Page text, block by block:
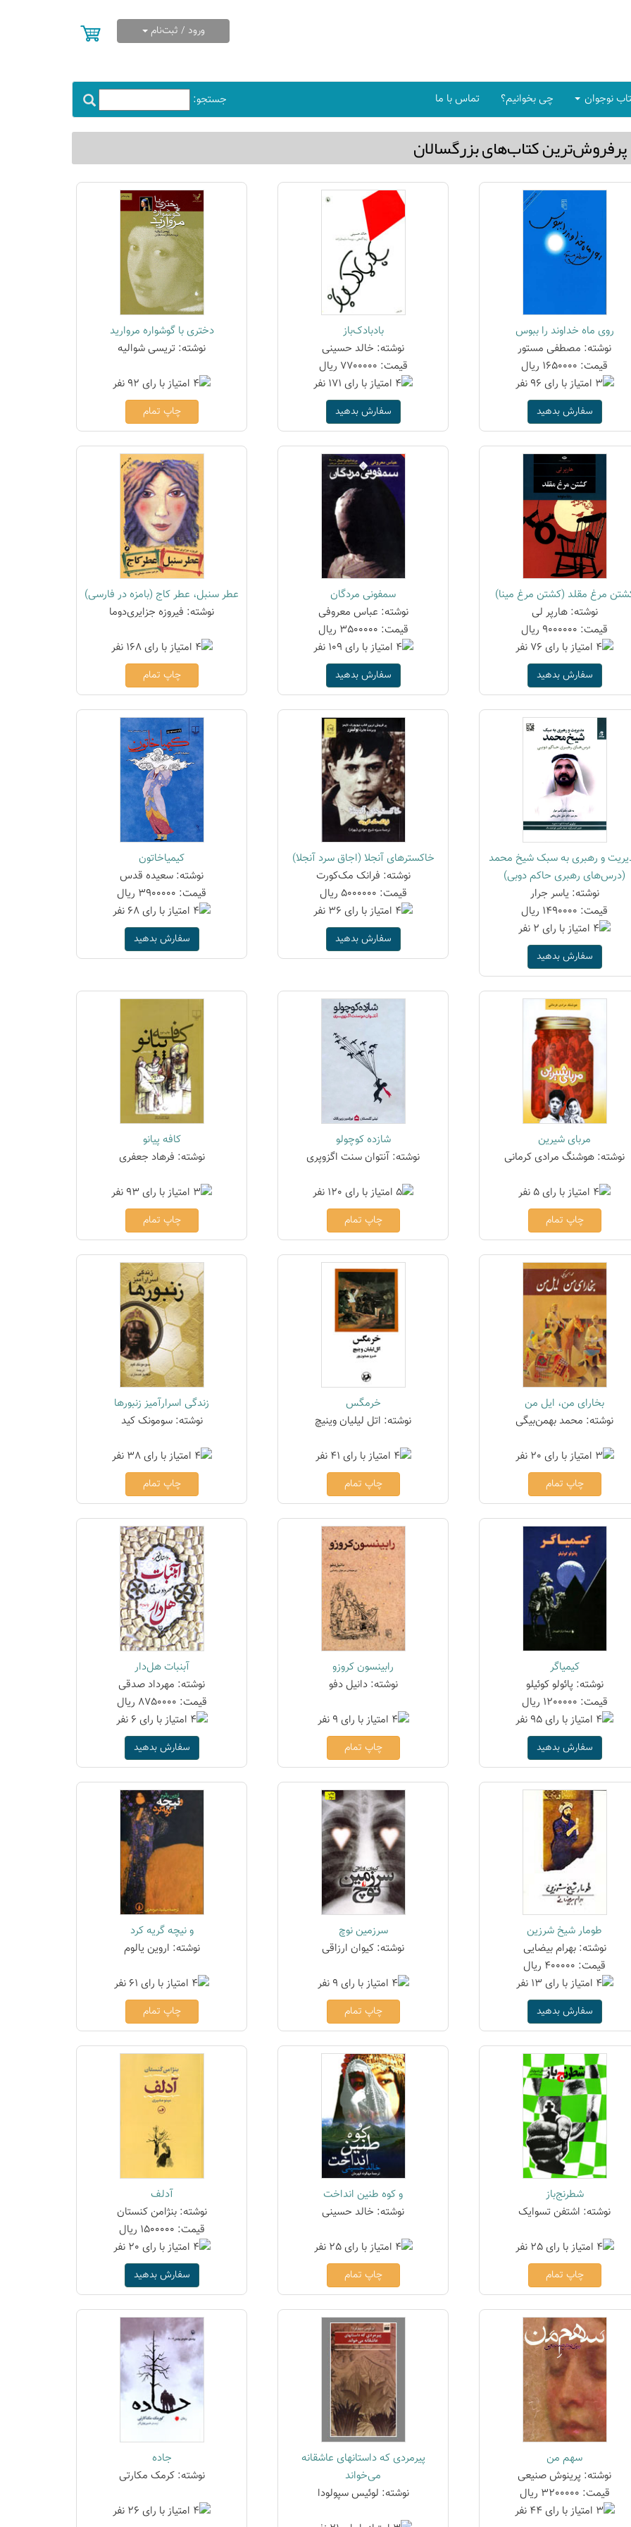
ورود / ثبت‌نام
جستجو: نوجوان چی بخوانیم؟ تماس با ما
پرفروش‌ترین كتاب‌های بزرگسالان
روی ماه خداوند را ببوس
نوشته: مصطفی مستور
قیمت: 1650000 ریال
سفارش بدهید
بادبادک‌باز
نوشته: خالد حسینی
قیمت: 7700000 ریال
سفارش بدهید
دختری با گوشواره مروارید
نوشته: تریسی شوالیه
چاپ تمام
مرغ مقلد (کشتن مرغ مینا)
نوشته: هارپر لی
قیمت: 9000000 ریال
سفارش بدهید
سمفونی مردگان
نوشته: عباس معروفی
قیمت: 3500000 ریال
سفارش بدهید
عطر سنبل، عطر کاج (بامزه در فارسی)
نوشته: فیروزه جزایری‌دوما
چاپ تمام
و رهبری به سبک شیخ محمد
(درس‌های رهبری حاکم دوبی)
نوشته: یاسر جرار
قیمت: 1490000 ریال
سفارش بدهید
خاکسترهای آنجلا (اجاق سرد آنجلا)
نوشته: فرانک مک‌کورت
قیمت: 5000000 ریال
سفارش بدهید
کیمیاخاتون
نوشته: سعیده قدس
قیمت: 3900000 ریال
سفارش بدهید
مربای شیرین
نوشته: هوشنگ مرادی کرمانی
چاپ تمام
شازده کوچولو
نوشته: آنتوان سنت اگزوپری
چاپ تمام
کافه پیانو
نوشته: فرهاد جعفری
چاپ تمام
بخارای من، ایل من
نوشته: محمد بهمن‌بیگی
چاپ تمام
خرمگس
نوشته: اتل لیلیان وینیچ
چاپ تمام
زندگی اسرارآمیز زنبورها
نوشته: سومونک کید
چاپ تمام
کیمیاگر
نوشته: پائولو کوئیلو
قیمت: 1200000 ریال
سفارش بدهید
رابینسون کروزو
نوشته: دانیل دفو
چاپ تمام
آبنبات هل‌دار
نوشته: مهرداد صدقی
قیمت: 8750000 ریال
سفارش بدهید
طومار شیخ شرزین
نوشته: بهرام بیضایی
قیمت: 400000 ریال
سفارش بدهید
سرزمین نوچ
نوشته: کیوان ارزاقی
چاپ تمام
و نیچه گریه کرد
نوشته: اروین یالوم
چاپ تمام
شطرنج‌باز
نوشته: اشتفن تسوایک
چاپ تمام
و کوه طنین انداخت
نوشته: خالد حسینی
چاپ تمام
آدلف
نوشته: بنژامن کنستان
قیمت: 1500000 ریال
سفارش بدهید
سهم من
نوشته: پرینوش صنیعی
قیمت: 3200000 ریال
پیرمردی که داستانهای عاشقانه
می‌خواند
نوشته: لوئیس سپولودا
جاده
نوشته: کرمک مکارتی